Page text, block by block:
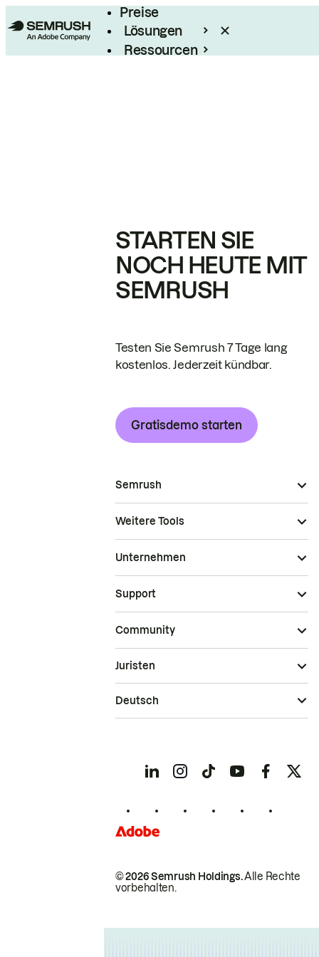
Preise
Lösungen
Ressourcen
STARTEN SIE
NOCH HEUTE MIT
SEMRUSH
Testen Sie Semrush 7 Tage lang
kostenlos. Jederzeit kündbar.
Gratisdemo starten
Semrush
Weitere Tools
Unternehmen
Support
Community
© 2026 Semrush Holdings.Alle Rechte
vorbehalten.
Juristen
Deutsch